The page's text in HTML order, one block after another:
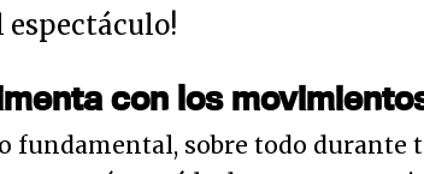
espectáculo!
con los
fundamental, sobre todo durante